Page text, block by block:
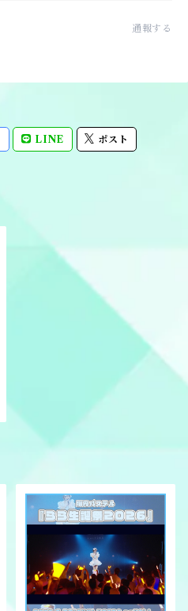
通報する
LINE ポスト